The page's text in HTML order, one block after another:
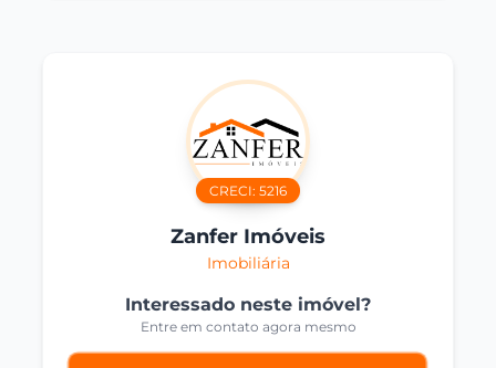
CRECI: 5216
Zanfer Imóveis
Imobiliária
Interessado neste imóvel?
Entre em contato agora mesmo